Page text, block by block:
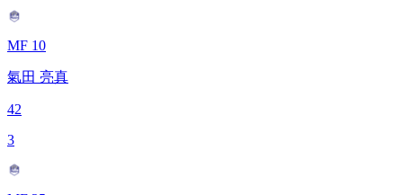
MF 10
氣田 亮真
42
3